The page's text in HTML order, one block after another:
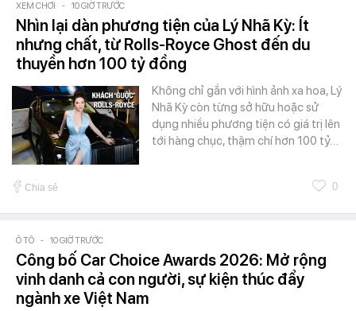
XEM CHƠI - 10 GIỜ TRƯỚC
Nhìn lại dàn phương tiện của Lý Nhã Kỳ: Ít
nhưng chất, từ Rolls-Royce Ghost đến du
thuyền hơn 100 tỷ đồng
Không chỉ gắn với hình ảnh xa hoa, Lý
Nhã Kỳ còn từng sở hữu hoặc sử
dụng nhiều phương tiện có giá trị lên
tới hàng chục, thậm chí hơn 100 tỷ…
Chia sẻ 0
Ô TÔ - 10 GIỜ TRƯỚC
Công bố Car Choice Awards 2026: Mở rộng
vinh danh cả con người, sự kiện thúc đẩy
ngành xe Việt Nam